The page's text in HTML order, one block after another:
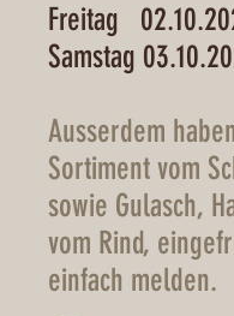
Freitag
Samstag
Ausserdem
Sortiment vom
sowie Gulasch,
vom Rind,
einfach melden.